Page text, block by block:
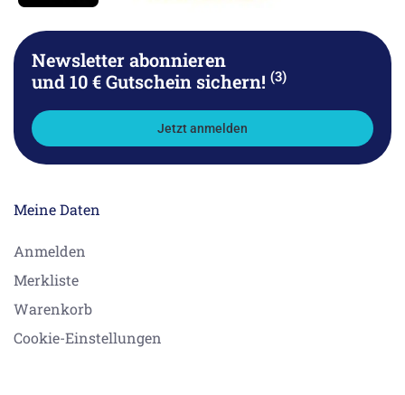
Newsletter abonnieren
und 10 € Gutschein sichern! (3)
Jetzt anmelden
Meine Daten
Anmelden
Merkliste
Warenkorb
Cookie-Einstellungen